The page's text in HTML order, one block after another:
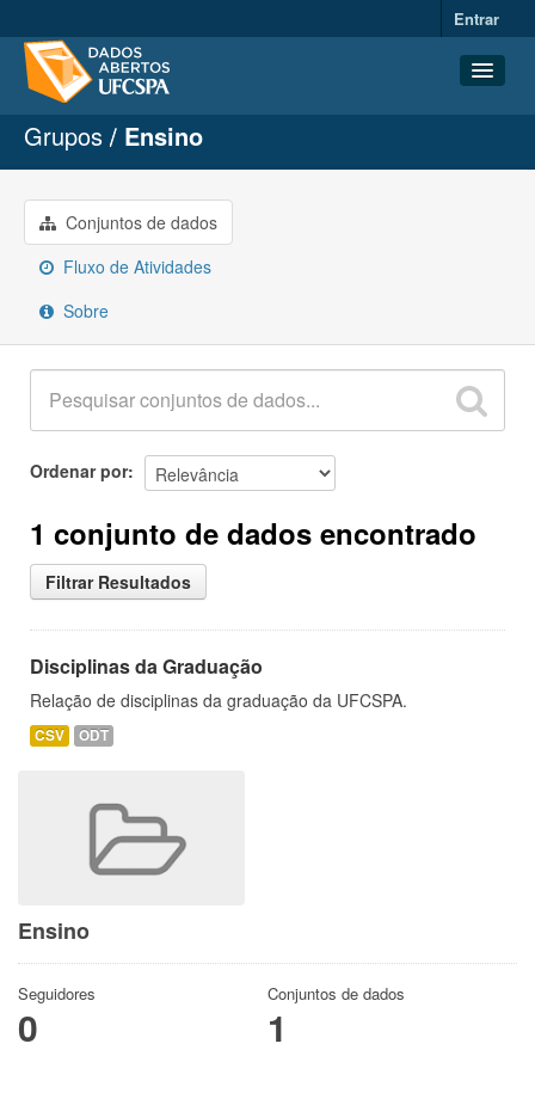
Entrar
Conjuntos de dados
Organizações
Grupos
Sobre
Grupos Ensino
Conjuntos de dados
Fluxo de Atividades
Sobre
Ordenar por
1 conjunto de dados encontrado
Filtrar Resultados
Disciplinas da Graduação
Relação de disciplinas da graduação da UFCSPA.
CSV ODT
Ensino
Seguidores
0
Conjuntos de dados
1